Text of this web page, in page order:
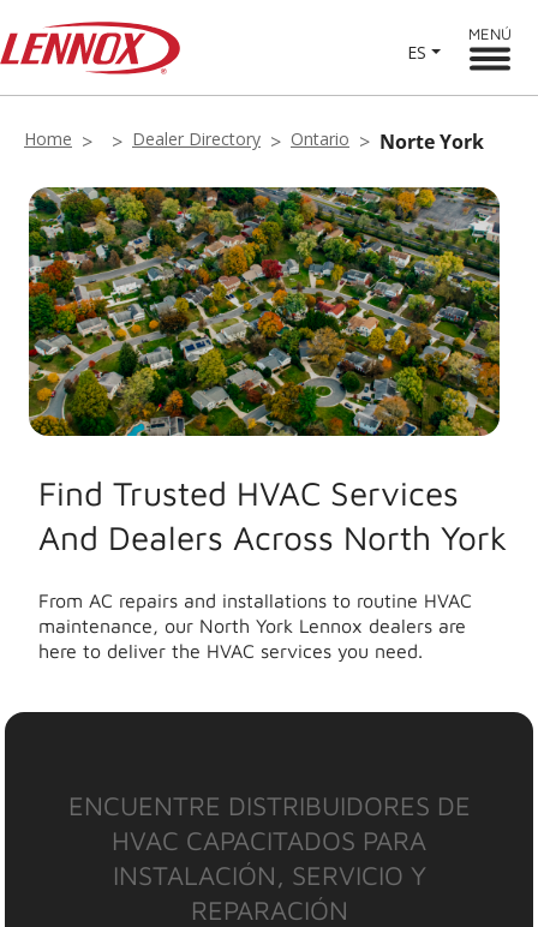
ES
MENÚ
Home Dealer Directory Ontario Norte York
Find Trusted HVAC Services
And Dealers Across North York
From AC repairs and installations to routine HVAC
maintenance, our North York Lennox dealers are
here to deliver the HVAC services you need.
ENCUENTRE DISTRIBUIDORES DE
HVAC CAPACITADOS PARA
INSTALACIÓN, SERVICIO Y
REPARACIÓN